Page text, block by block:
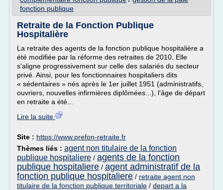
fonction publique
Retraite de la Fonction Publique
Hospitalière
La retraite des agents de la fonction publique hospitalière a
été modifiée par la réforme des retraites de 2010. Elle
s'aligne progressivement sur celle des salariés du secteur
privé. Ainsi, pour les fonctionnaires hospitaliers dits
« sédentaires » nés après le 1er juillet 1951 (administratifs,
ouvriers, nouvelles infirmières diplômées...), l'âge de départ
en retraite a été...
Lire la suite
Site : https://www.prefon-retraite.fr
Thèmes liés : agent non titulaire de la fonction
publique hospitaliere / agents de la fonction
publique hospitaliere / agent administratif de la
fonction publique hospitaliere / retraite agent non
titulaire de la fonction publique territoriale / depart a la